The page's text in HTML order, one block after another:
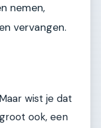
nemen,
vervangen.
wist je dat
ook, een